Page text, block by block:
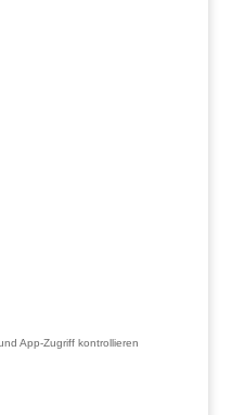
App-Zugriff kontrollieren